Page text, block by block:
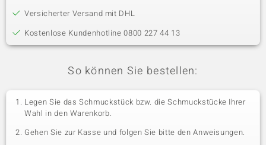
Versicherter Versand mit DHL
Kostenlose Kundenhotline 0800 227 44 13
So können Sie bestellen:
Legen Sie das Schmuckstück bzw. die Schmuckstücke Ihrer
Wahl in den Warenkorb.
Gehen Sie zur Kasse und folgen Sie bitte den Anweisungen.